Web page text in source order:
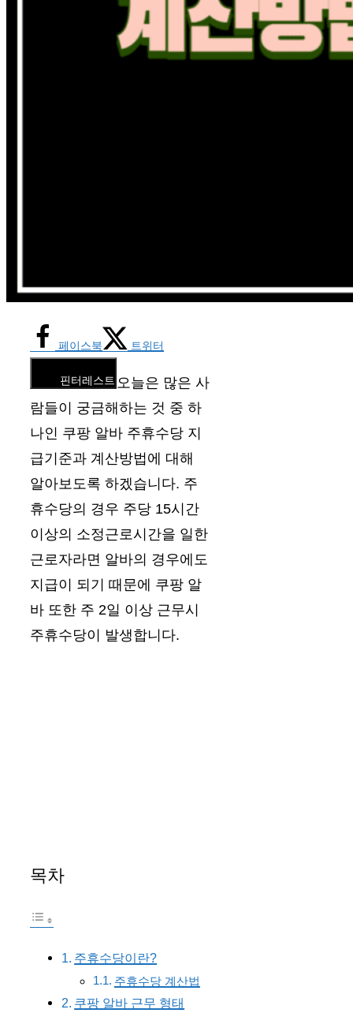
페이스북 트위터
핀터레스트 오늘은 많은 사
람들이 궁금해하는 것 중 하
나인 쿠팡 알바 주휴수당 지
급기준과 계산방법에 대해
알아보도록 하겠습니다. 주
휴수당의 경우 주당 15시간
이상의 소정근로시간을 일한
근로자라면 알바의 경우에도
지급이 되기 때문에 쿠팡 알
바 또한 주 2일 이상 근무시
주휴수당이 발생합니다.
목차
주휴수당이란?
주휴수당 계산법
쿠팡 알바 근무 형태